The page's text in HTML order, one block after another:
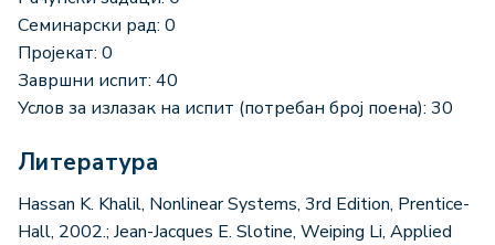
Семинарски рад: 0
Пројекат: 0
Завршни испит: 40
Услов за излазак на испит (потребан број поена): 30
Литература
Hassan K. Khalil, Nonlinear Systems, 3rd Edition, Prentice-
Hall, 2002.; Jean-Jacques E. Slotine, Weiping Li, Applied